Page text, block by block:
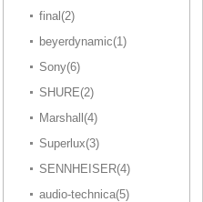
final(2)
beyerdynamic(1)
Sony(6)
SHURE(2)
Marshall(4)
Superlux(3)
SENNHEISER(4)
audio-technica(5)